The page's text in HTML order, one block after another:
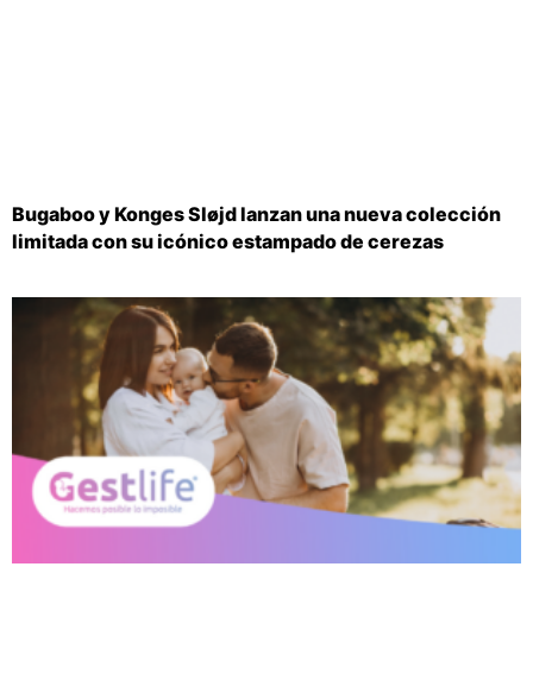
Bugaboo y Konges Sløjd lanzan una nueva colección
limitada con su icónico estampado de cerezas